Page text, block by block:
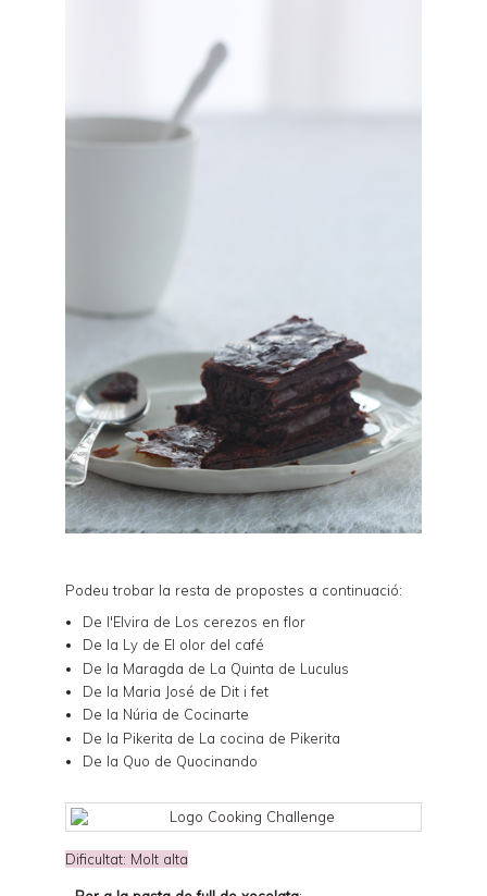
Podeu trobar la resta de propostes a continuació:
De l'Elvira de Los cerezos en flor
De la Ly de El olor del café
De la Maragda de La Quinta de Luculus
De la Maria José de Dit i fet
De la Núria de Cocinarte
De la Pikerita de La cocina de Pikerita
De la Quo de Quocinando
Dificultat: Molt alta